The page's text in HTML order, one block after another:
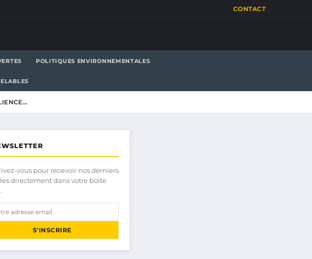
CONTACT
POLITIQUES ENVIRONNEMENTALES
vous pour recevoir nos derniers
directement dans votre boîte
S'INSCRIRE